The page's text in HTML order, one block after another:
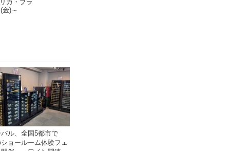
カ・ブラ
)～
ル、全国5都市で
ショールーム体験フェ